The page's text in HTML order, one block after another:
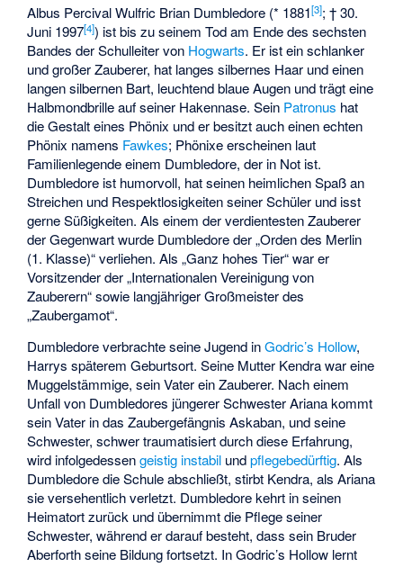
Albus Percival Wulfric Brian Dumbledore (* 1881[3]; † 30.
Juni 1997[4]) ist bis zu seinem Tod am Ende des sechsten
Bandes der Schulleiter von Hogwarts. Er ist ein schlanker
und großer Zauberer, hat langes silbernes Haar und einen
langen silbernen Bart, leuchtend blaue Augen und trägt eine
Halbmondbrille auf seiner Hakennase. Sein Patronus hat
die Gestalt eines Phönix und er besitzt auch einen echten
Phönix namens Fawkes; Phönixe erscheinen laut
Familienlegende einem Dumbledore, der in Not ist.
Dumbledore ist humorvoll, hat seinen heimlichen Spaß an
Streichen und Respektlosigkeiten seiner Schüler und isst
gerne Süßigkeiten. Als einem der verdientesten Zauberer
der Gegenwart wurde Dumbledore der „Orden des Merlin
(1. Klasse)“ verliehen. Als „Ganz hohes Tier“ war er
Vorsitzender der „Internationalen Vereinigung von
Zauberern“ sowie langjähriger Großmeister des
„Zaubergamot“.
Dumbledore verbrachte seine Jugend inGodric’s Hollow,
Harrys späterem Geburtsort. Seine Mutter Kendra war eine
Muggelstämmige, sein Vater ein Zauberer. Nach einem
Unfall von Dumbledores jüngerer Schwester Ariana kommt
sein Vater in das Zaubergefängnis Askaban, und seine
Schwester, schwer traumatisiert durch diese Erfahrung,
wird infolgedessengeistig instabil undpflegebedürftig. Als
Dumbledore die Schule abschließt, stirbt Kendra, als Ariana
sie versehentlich verletzt. Dumbledore kehrt in seinen
Heimatort zurück und übernimmt die Pflege seiner
Schwester, während er darauf besteht, dass sein Bruder
Aberforth seine Bildung fortsetzt. In Godric’s Hollow lernt